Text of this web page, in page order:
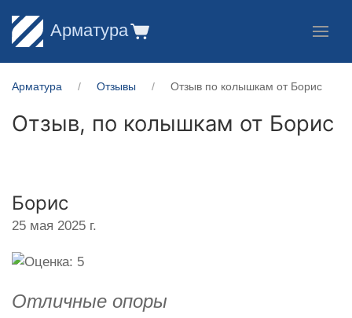
Арматура
Арматура Отзывы Отзыв по колышкам от Борис
Отзыв, по колышкам от Борис
Борис
25 мая 2025 г.
Отличные опоры